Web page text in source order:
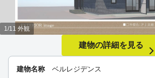
建物名称 ベルレジデンス
1/11 外観
建物の詳細を見る